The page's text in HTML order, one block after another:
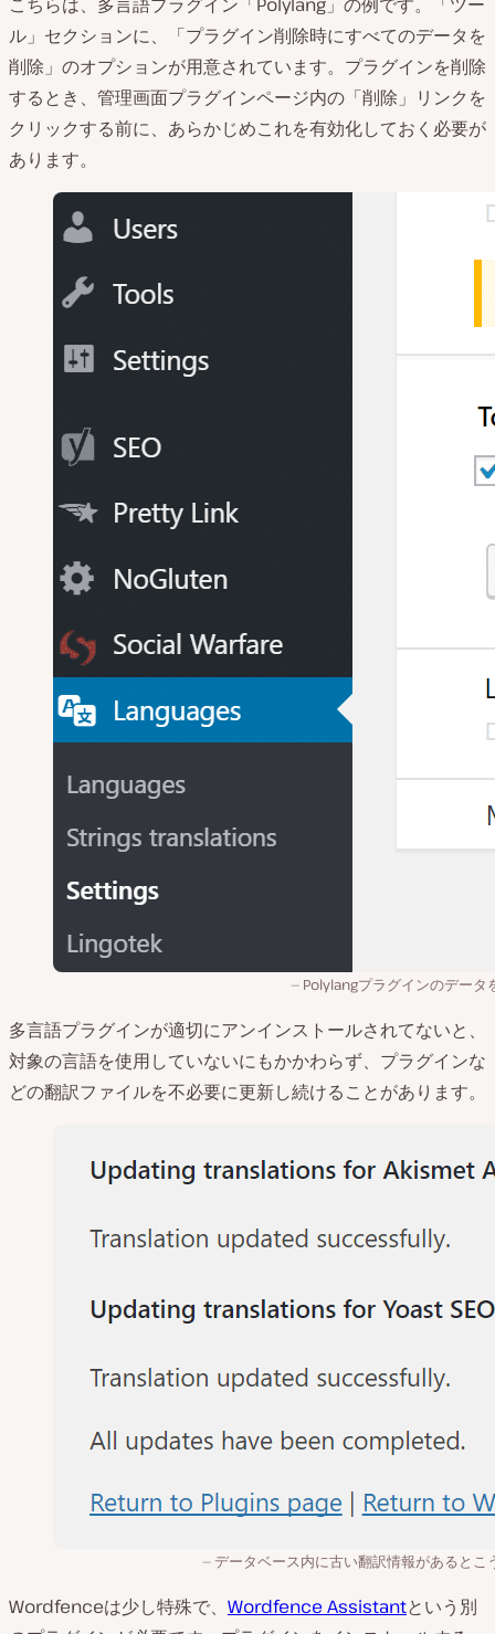
ル」セクションに、「プラグイン削除時にすべてのデータを
削除」のオプションが用意されています。プラグインを削除
するとき、管理画面プラグインページ内の「削除」リンクを
クリックする前に、あらかじめこれを有効化しておく必要が
あります。
Polylangプラグインのデータ
多言語プラグインが適切にアンインストールされてないと、
対象の言語を使用していないにもかかわらず、プラグインな
どの翻訳ファイルを不必要に更新し続けることがあります。
データベース内に古い翻訳情報があるとこ
Wordfenceは少し特殊で、 Wordfence Assistantという別